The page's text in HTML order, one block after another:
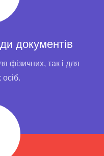
документів
фізичних, так і для